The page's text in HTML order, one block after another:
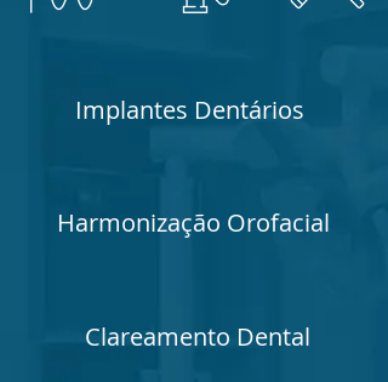
Implantes Dentários
Harmonização Orofacial
Clareamento Dental